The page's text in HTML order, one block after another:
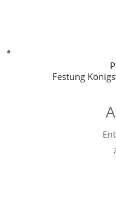
Festung